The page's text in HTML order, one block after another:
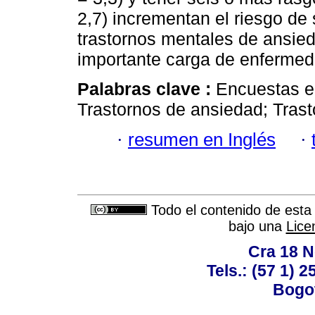
2,7) incrementan el riesgo
trastornos mentales de
importante carga de
Palabras clave : Encuestas
Trastornos de ansiedad;
· resumen en Inglés ·
Todo el contenido de
bajo una
Cra 18
Tels.: (57 1)